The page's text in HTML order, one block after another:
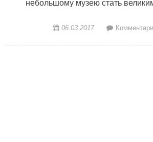
небольшому музею стать
06.03.2017